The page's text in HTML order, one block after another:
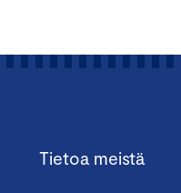
Tietoa meistä